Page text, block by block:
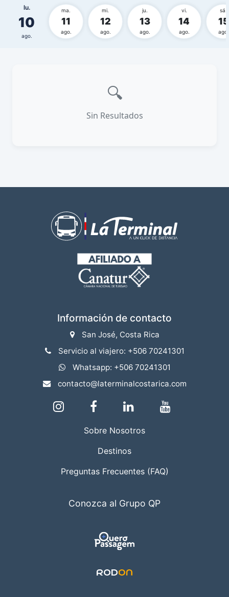
lu.
10
ago.
ma.
11
ago.
mi.
12
ago.
ju.
13
ago.
vi.
14
ago.
sá.
15
ago.
🔍
Sin Resultados
Información de contacto
San José, Costa Rica
Servicio al viajero: +506 70241301
Whatsapp: +506 70241301
contacto@laterminalcostarica.com
Sobre Nosotros
Destinos
Preguntas Frecuentes (FAQ)
Conozca al Grupo QP